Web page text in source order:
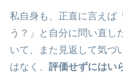
私自身も、正直に言えば
う？」と自分に問い直し
いて、また見返して気づ
はなく、 評価せずにはい